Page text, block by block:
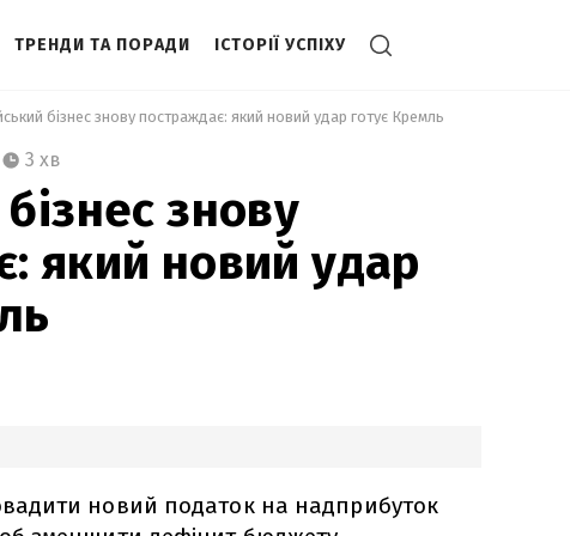
ТРЕНДИ ТА ПОРАДИ ІСТОРІЇ УСПІХУ
бізнес знову постраждає: який новий удар готує Кремль
3 хв
знову
який новий удар
новий податок на надприбуток